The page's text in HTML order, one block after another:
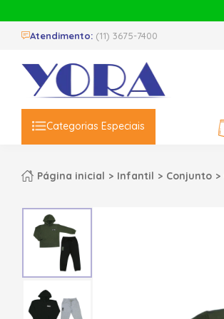
Atendimento: (11) 3675-7400
Categorias Especiais
Página inicial Infantil Conjunto